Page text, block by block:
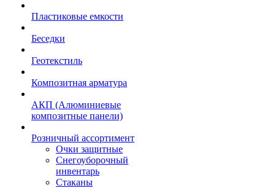
Пластиковые емкости
Беседки
Геотекстиль
Композитная арматура
АКП (Алюминиевые
композитные панели)
Розничный ассортимент
Очки защитные
Снегоуборочный
инвентарь
Стаканы